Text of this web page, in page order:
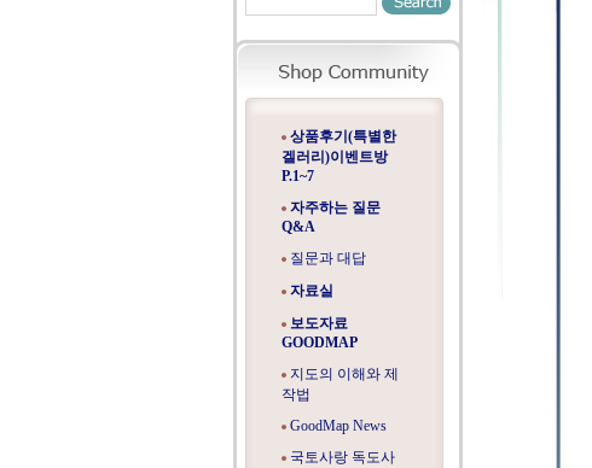
상품후기(특별한
겔러리)이벤트방
P.1~7
자주하는 질문
Q&A
질문과 대답
자료실
보도자료
GOODMAP
지도의 이해와 제
작법
GoodMap News
국토사랑 독도사